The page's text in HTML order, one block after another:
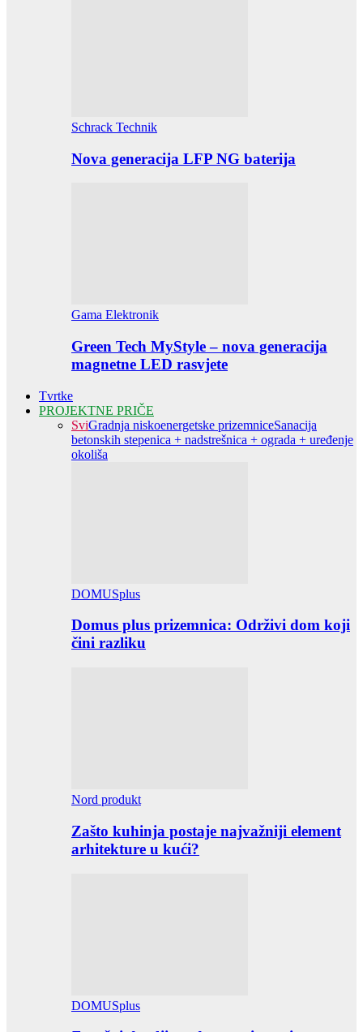
Schrack Technik
Nova generacija LFP NG baterija
Gama Elektronik
Green Tech MyStyle – nova generacija
magnetne LED rasvjete
Tvrtke
PROJEKTNE PRIČE
SviGradnja niskoenergetske prizemniceSanacija
betonskih stepenica + nadstrešnica + ograda + uređenje
okoliša
DOMUSplus
Domus plus prizemnica: Održivi dom koji
čini razliku
Nord produkt
Zašto kuhinja postaje najvažniji element
arhitekture u kući?
DOMUSplus